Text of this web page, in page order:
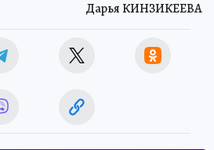
Дарья КИНЗИКЕЕВА